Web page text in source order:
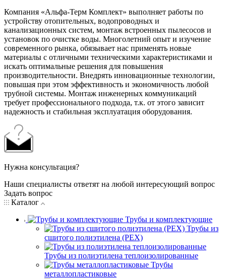
Компания «Альфа-Терм Комплект» выполняет работы по
устройству отопительных, водопроводных и
канализационных систем, монтаж встроенных пылесосов и
установок по очистке воды. Многолетний опыт и изучение
современного рынка, обязывает нас применять новые
материалы с отличными техническими характеристиками и
искать оптимальные решения для повышения
производительности. Внедрять инновационные технологии,
повышая при этом эффективность и экономичность любой
трубной системы. Монтаж инженерных коммуникаций
требует профессионального подхода, т.к. от этого зависит
надежность и стабильная эксплуатация оборудования.
Нужна консультация?
Наши специалисты ответят на любой интересующий вопрос
Задать вопрос
Каталог
Трубы и комплектующие
Трубы из
сшитого полиэтилена (PEX)
Трубы из полиэтилена теплоизолированные
Трубы
металлопластиковые